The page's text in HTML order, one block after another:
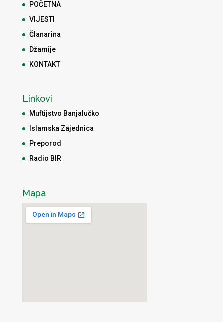
POČETNA
VIJESTI
Članarina
Džamije
KONTAKT
Linkovi
Muftijstvo Banjalučko
Islamska Zajednica
Preporod
Radio BIR
Mapa